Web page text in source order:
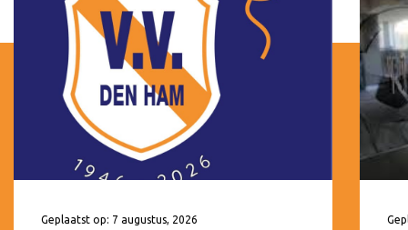
Geplaatst op: 7 augustus, 2026